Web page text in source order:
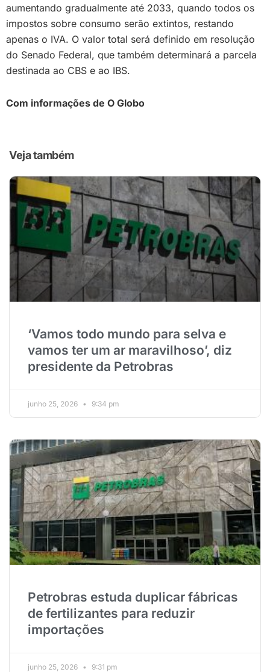
aumentando gradualmente até 2033, quando todos os
impostos sobre consumo serão extintos, restando
apenas o IVA. O valor total será definido em resolução
do Senado Federal, que também determinará a parcela
destinada ao CBS e ao IBS.
Com informações de O Globo
Veja também
‘Vamos todo mundo para selva e
vamos ter um ar maravilhoso’, diz
presidente da Petrobras
junho 25, 2026 9:34 pm
Petrobras estuda duplicar fábricas
de fertilizantes para reduzir
importações
junho 25, 2026 9:31 pm